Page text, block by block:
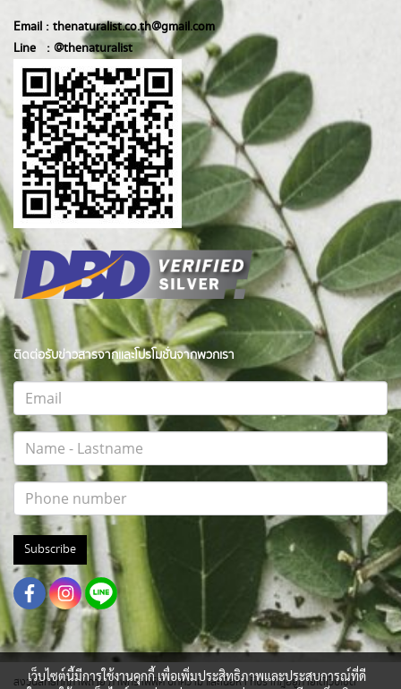
Email : thenaturalist.co.th@gmail.com
Line : @thenaturalist
ติดต่อรับข่าวสารจากและโปรโมชั่นจากพวกเรา
Subscribe
สงวนสิทธิ์ทุกภาพถ่าย ภาพกราฟฟิค บทความ และเนื้อหา ที่ปรากฎอยู่ภายใต้เว็บไซต์
เว็บไซต์นี้มีการใช้งานคุกกี้ เพื่อเพิ่มประสิทธิภาพและประสบการณ์ที่ดี